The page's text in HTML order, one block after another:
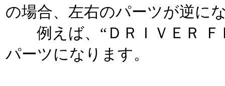
の場合、左右のパーツが逆に
例えば、“ＤＲＩＶＥＲ Ｆ
パーツになります。